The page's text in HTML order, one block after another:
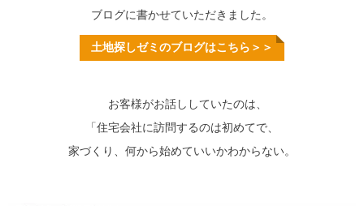
ブログに書かせていただきました。
土地探しゼミのブログはこちら＞＞
お客様がお話ししていたのは、
「住宅会社に訪問するのは初めてで、
家づくり、何から始めていいかわからない。